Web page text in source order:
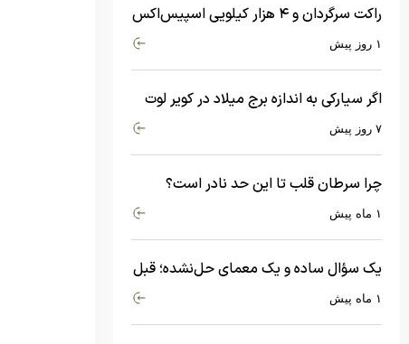
راکت سرگردان و ۴ هزار کیلویی اسپیس‌اکس
۱ روز پیش
اگر سیارکی به اندازه برج میلاد در کویر لوت
سقوط کند، چه اتفاقی می‌افتد؟
۷ روز پیش
چرا سرطان قلب تا این حد نادر است؟
ماجرای معامله عجیبی که در بدن اتفاق۱ ماه پیش
یک سؤال ساده و یک معمای حل‌نشده؛ قبل
از بیگ‌بنگ و آغاز جهان چه چیزی وجود۱ ماه پیش